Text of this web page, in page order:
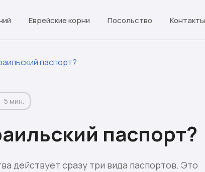
Еврейские корни Посольство Контакты
паспорт?
5 мин.
паспорт?
действует сразу три вида паспортов. Это